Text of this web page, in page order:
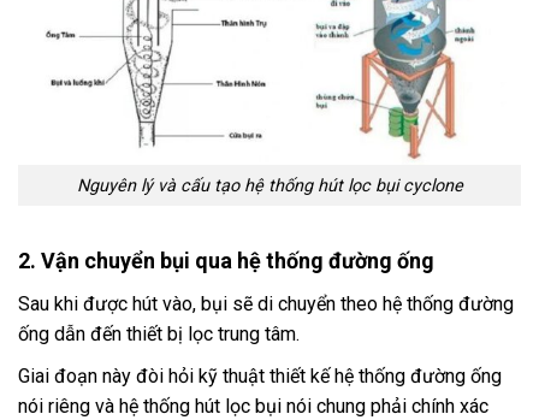
Nguyên lý và cấu tạo hệ thống hút lọc bụi cyclone
2. Vận chuyển bụi qua hệ thống đường ống
Sau khi được hút vào, bụi sẽ di chuyển theo hệ thống đường
ống dẫn đến thiết bị lọc trung tâm.
Giai đoạn này đòi hỏi kỹ thuật thiết kế hệ thống đường ống
nói riêng và hệ thống hút lọc bụi nói chung phải chính xác